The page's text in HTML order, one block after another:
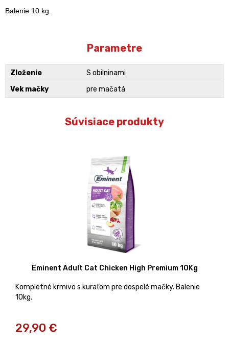
Balenie 10 kg.
Parametre
Zloženie
S obilninami
Vek mačky
pre mačatá
Súvisiace produkty
Eminent Adult Cat Chicken High Premium 10Kg
Kompletné krmivo s kuraťom pre dospelé mačky. Balenie
10kg.
29,90 €